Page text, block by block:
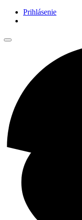
Prihlásenie